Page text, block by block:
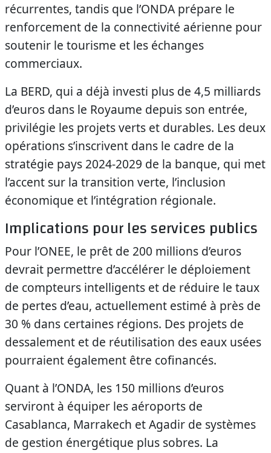
récurrentes, tandis que l’ONDA prépare le
renforcement de la connectivité aérienne pour
soutenir le tourisme et les échanges
commerciaux.
La BERD, qui a déjà investi plus de 4,5 milliards
d’euros dans le Royaume depuis son entrée,
privilégie les projets verts et durables. Les deux
opérations s’inscrivent dans le cadre de la
stratégie pays 2024-2029 de la banque, qui met
l’accent sur la transition verte, l’inclusion
économique et l’intégration régionale.
Implications pour les services publics
Pour l’ONEE, le prêt de 200 millions d’euros
devrait permettre d’accélérer le déploiement
de compteurs intelligents et de réduire le taux
de pertes d’eau, actuellement estimé à près de
30 % dans certaines régions. Des projets de
dessalement et de réutilisation des eaux usées
pourraient également être cofinancés.
Quant à l’ONDA, les 150 millions d’euros
serviront à équiper les aéroports de
Casablanca, Marrakech et Agadir de systèmes
de gestion énergétique plus sobres. La